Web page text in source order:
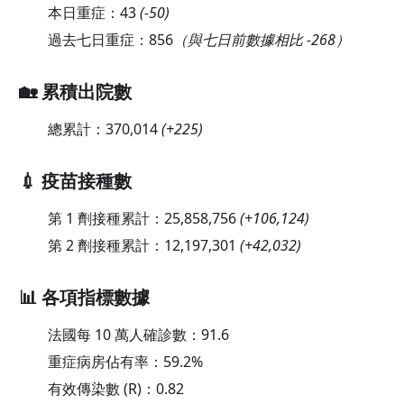
本日重症： 43(-50)
過去七日重症： 856（與七日前數據相比 -268）
🏡 累積出院數
總累計： 370,014(+225)
💉 疫苗接種數
第 1 劑接種累計： 25,858,756(+106,124)
第 2 劑接種累計： 12,197,301 (+42,032)
📊 各項指標數據
法國每 10 萬人確診數： 91.6
重症病房佔有率： 59.2%
有效傳染數 (R)： 0.82